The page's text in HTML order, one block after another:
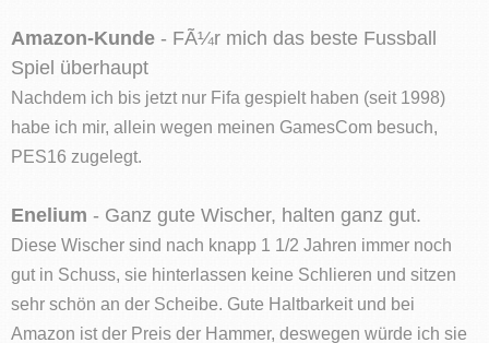
Amazon-Kunde - FÃ¼r mich das beste Fussball
Spiel überhaupt
Nachdem ich bis jetzt nur Fifa gespielt haben (seit 1998)
habe ich mir, allein wegen meinen GamesCom besuch,
PES16 zugelegt.
Enelium - Ganz gute Wischer, halten ganz gut.
Diese Wischer sind nach knapp 1 1/2 Jahren immer noch
gut in Schuss, sie hinterlassen keine Schlieren und sitzen
sehr schön an der Scheibe. Gute Haltbarkeit und bei
Amazon ist der Preis der Hammer, deswegen würde ich sie